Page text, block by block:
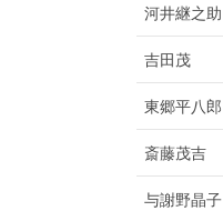
河井継之助
吉田茂
東郷平八郎
斎藤茂吉
与謝野晶子